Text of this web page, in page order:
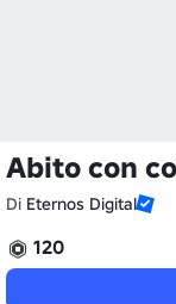
Abito con
Di Eternos Digital
120